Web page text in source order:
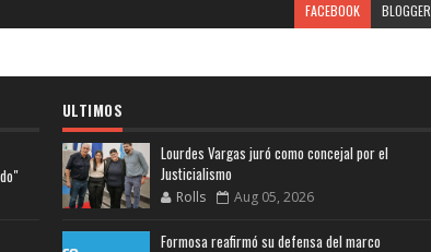
FACEBOOK BLOGGER
ULTIMOS
Lourdes Vargas juró como concejal por el
Justicialismo
Rolls Aug 05, 2026
Formosa reafirmó su defensa del marco